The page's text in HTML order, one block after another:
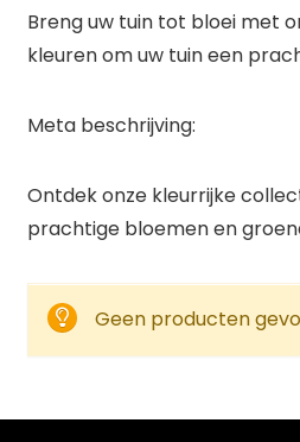
Breng uw tuin tot bloei met
kleuren om uw tuin een
Meta beschrijving:
Ontdek onze kleurrijke
prachtige bloemen en
Geen producten